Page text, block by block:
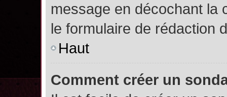
message en décochant la
le formulaire de rédaction
Haut
Comment créer un